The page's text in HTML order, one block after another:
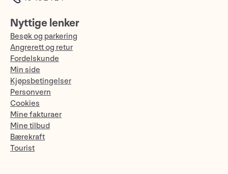
Nyttige lenker
Besøk og parkering
Angrerett og retur
Fordelskunde
Min side
Kjøpsbetingelser
Personvern
Cookies
Mine fakturaer
Mine tilbud
Bærekraft
Tourist